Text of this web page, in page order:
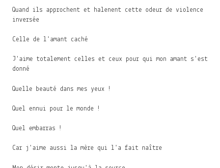
Quand ils approchent et halenent cette odeur de violence
inversée
Celle de l'amant caché
J'aime totalement celles et ceux pour qui mon amant s'est
donné
Quelle beauté dans mes yeux !
Quel ennui pour le monde !
Quel embarras !
Car j'aime aussi la mère qui l'a fait naître